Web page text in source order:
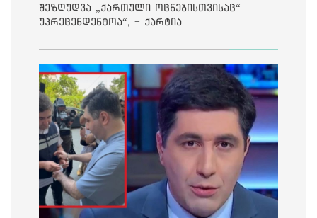
შეზღუდვა „ქართული ოცნებისთვისაც“
უპრეცენდენტოა“, - ქარტია